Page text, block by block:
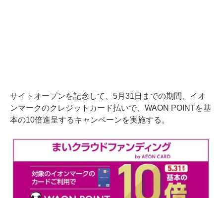
サイトオープンを記念して、5月31日までの期間、イオ
ンマークのクレジットカード払いで、WAON POINTを基
本の10倍進呈するキャンペーンを実施する。